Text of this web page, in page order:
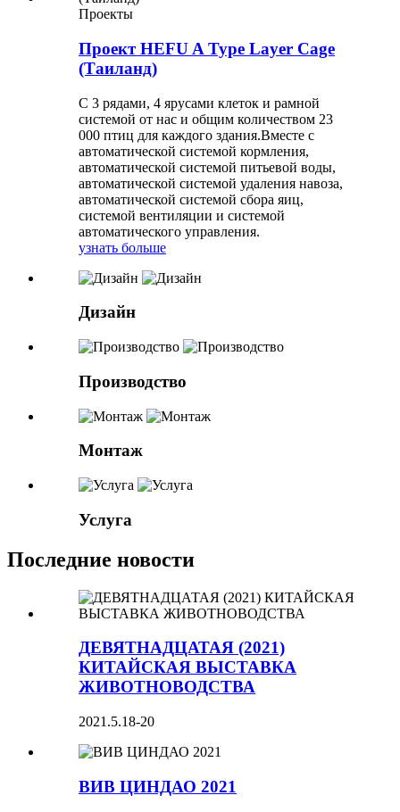
Проекты
Проект HEFU A Type Layer Cage
(Таиланд)
С 3 рядами, 4 ярусами клеток и рамной
системой от нас и общим количеством 23
000 птиц для каждого здания.Вместе с
автоматической системой кормления,
автоматической системой питьевой воды,
автоматической системой удаления навоза,
автоматической системой сбора яиц,
системой вентиляции и системой
автоматического управления.
узнать больше
Дизайн
Производство
Монтаж
Услуга
Последние новости
ДЕВЯТНАДЦАТАЯ (2021)
КИТАЙСКАЯ ВЫСТАВКА
ЖИВОТНОВОДСТВА
2021.5.18-20
ВИВ ЦИНДАО 2021